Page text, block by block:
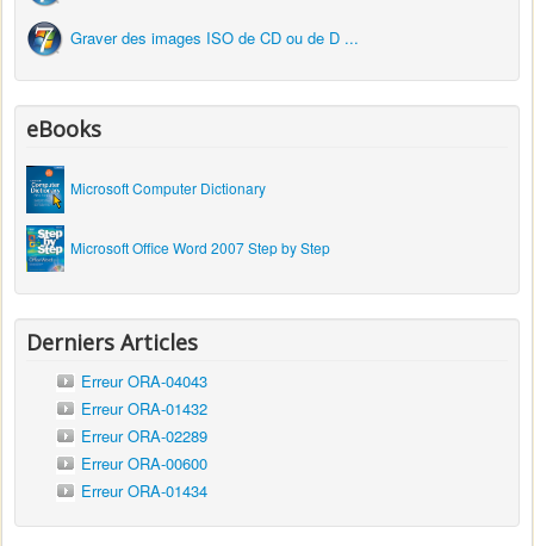
Graver des images ISO de CD ou de D ...
eBooks
Microsoft Computer Dictionary
Microsoft Office Word 2007 Step by Step
Derniers Articles
Erreur ORA-04043
Erreur ORA-01432
Erreur ORA-02289
Erreur ORA-00600
Erreur ORA-01434